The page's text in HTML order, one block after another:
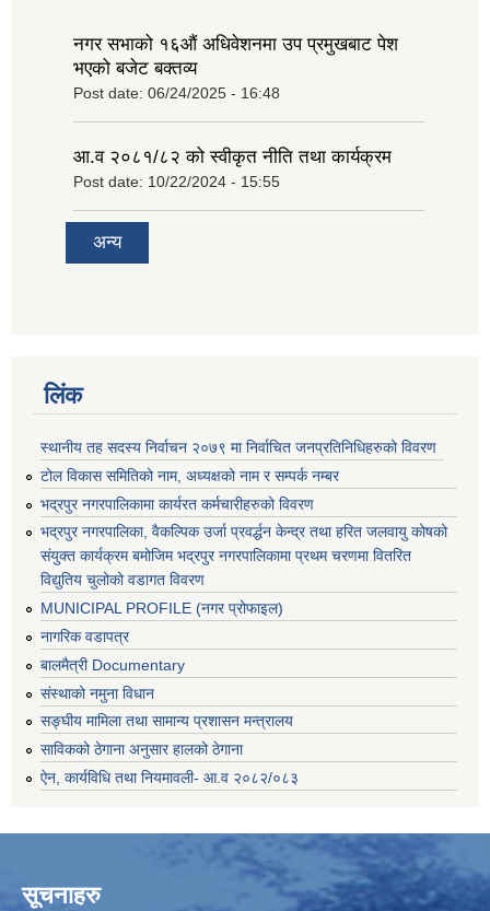
नगर सभाको १६‍औं अधिवेशनमा उप प्रमुखबाट पेश
भएको बजेट बक्तव्य
Post date: 06/24/2025 - 16:48
आ.व २०८१/८२ को स्वीकृत नीति तथा कार्यक्रम
Post date: 10/22/2024 - 15:55
अन्य
लिंक
स्थानीय तह सदस्य निर्वाचन २०७९ मा निर्वाचित जनप्रतिनिधिहरुको विवरण
टोल विकास समितिको नाम, अध्यक्षको नाम र सम्पर्क नम्बर
भद्रपुर नगरपालिकामा कार्यरत कर्मचारीहरुको विवरण
भद्रपुर नगरपालिका, वैकल्पिक उर्जा प्रवर्द्धन केन्द्र तथा हरित जलवायु कोषको
संयुक्त कार्यक्रम बमोजिम भद्रपुर नगरपालिकामा प्रथम चरणमा वितरित
विद्युतिय चुलोको वडागत विवरण
MUNICIPAL PROFILE (नगर प्रोफाइल)
नागरिक वडापत्र
बालमैत्री Documentary
संस्थाको नमुना विधान
सङ्घीय मामिला तथा सामान्य प्रशासन मन्त्रालय
साविकको ठेगाना अनुसार हालको ठेगाना
ऐन, कार्यविधि तथा नियमावली- आ.व २०८२/०८३
सूचनाहरु